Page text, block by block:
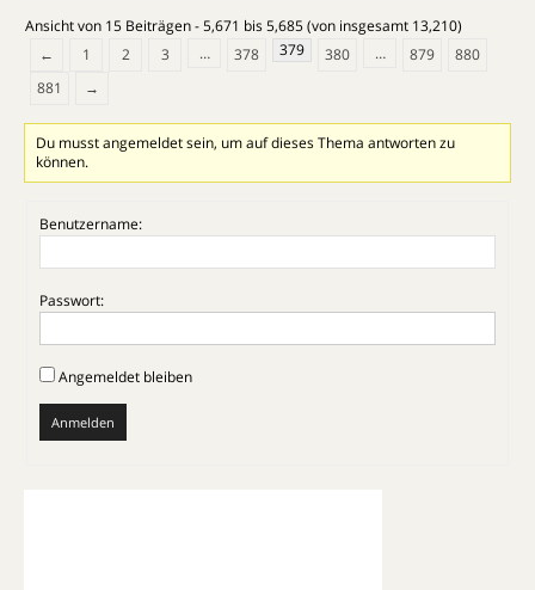
Ansicht von 15 Beiträgen - 5,671 bis 5,685 (von insgesamt 13,210)
←
1 2 3 … 378 379 380 … 879
880
881
→
Du musst angemeldet sein, um auf dieses Thema antworten zu
können.
Benutzername:
Passwort:
Angemeldet bleiben
Anmelden